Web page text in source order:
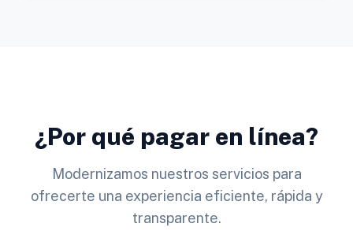
¿Por qué pagar en línea?
Modernizamos nuestros servicios para
ofrecerte una experiencia eficiente, rápida y
transparente.